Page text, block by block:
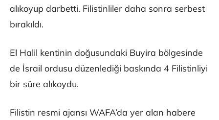
alıkoyup darbetti. Filistinliler daha sonra serbest
bırakıldı.
El Halil kentinin doğusundaki Buyira bölgesinde
de İsrail ordusu düzenlediği baskında 4 Filistinliyi
bir süre alıkoydu.
Filistin resmi ajansı WAFA’da yer alan habere